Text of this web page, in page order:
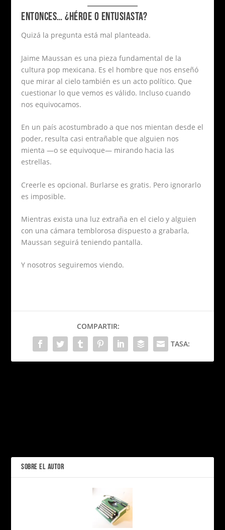
ENTONCES… ¿HÉROE O ENTUSIASTA?
Quizá la pregunta está mal planteada.
Jaime Maussan es una pieza fundamental de la
cultura pop mexicana. Es el hombre que nos enseñó
que mirar al cielo también es un acto político. Que
cuestionar lo que vemos es válido. Incluso cuando
nos equivocamos.
En un país acostumbrado a que nos mientan desde el
poder, resulta casi entrañable que alguien nos
mienta —o se equivoque— mirando hacia las
estrellas.
Creerle es opcional. Burlarse es gratis. Pero ignorarlo
es imposible.
Mientras exista una luz extraña en el cielo y alguien
con una cámara temblorosa dispuesto a grabarla,
Maussan seguirá teniendo pantalla.
Y nosotros seguiremos viendo.
COMPARTIR:
TASA:
SOBRE EL AUTOR